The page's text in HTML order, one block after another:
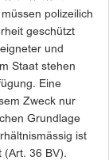
polizeilich
geschützt
und
Staat stehen
Eine
Zweck nur
Grundlage
ist
(Art. 36 BV).